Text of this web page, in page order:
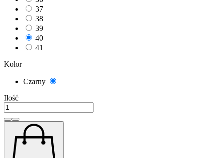
37
38
39
40
41
Kolor
Czarny
Ilość